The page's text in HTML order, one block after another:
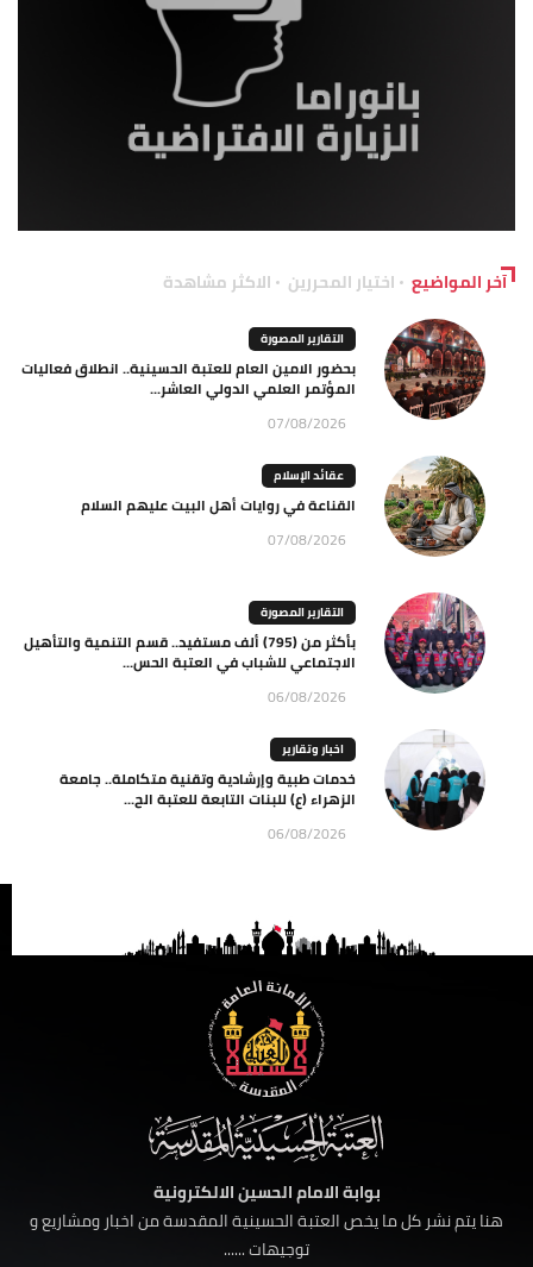
آخر المواضيع اختيار المحررين الاكثر مشاهدة
التقارير المصورة
بحضور الامين العام للعتبة الحسينية.. انطلاق فعاليات
المؤتمر العلمي الدولي العاشر...
07/08/2026
عقائد الإسلام
القناعة في روايات أهل البيت عليهم السلام
07/08/2026
التقارير المصورة
بأكثر من (795) ألف مستفيد.. قسم التنمية والتأهيل
الاجتماعي للشباب في العتبة الحس...
06/08/2026
اخبار وتقارير
خدمات طبية وإرشادية وتقنية متكاملة.. جامعة
الزهراء (ع) للبنات التابعة للعتبة الح...
06/08/2026
بوابة الامام الحسين الالكترونية
هنا يتم نشر كل ما يخص العتبة الحسينية المقدسة من اخبار ومشاريع و
توجيهات ......